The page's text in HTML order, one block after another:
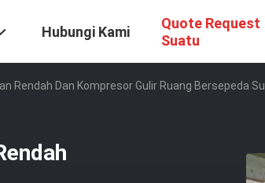
Hubungi Kami
Quote Request
Suatu
Rendah Dan Kompresor Gulir Ruang Bersepeda